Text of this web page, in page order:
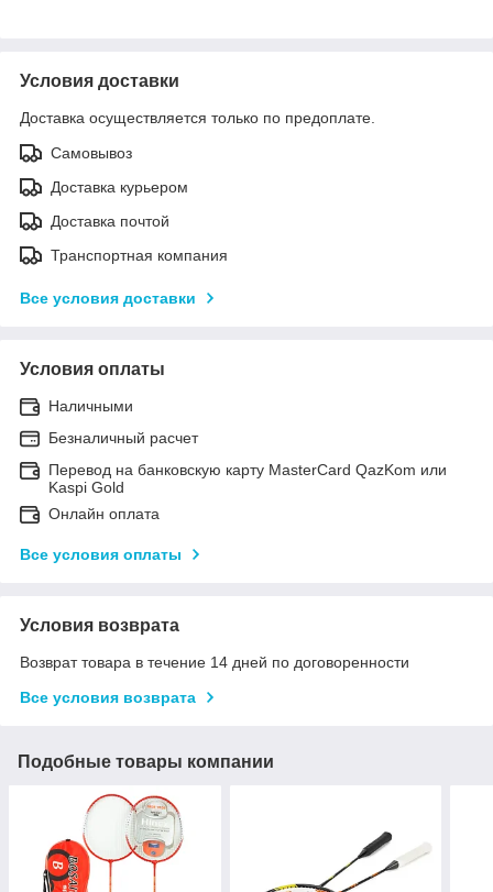
Условия доставки
Доставка осуществляется только по предоплате.
Самовывоз
Доставка курьером
Доставка почтой
Транспортная компания
Все условия доставки
Условия оплаты
Наличными
Безналичный расчет
Перевод на банковскую карту MasterCard QazKom или
Kaspi Gold
Онлайн оплата
Все условия оплаты
Условия возврата
Возврат товара в течение 14 дней по договоренности
Все условия возврата
Подобные товары компании